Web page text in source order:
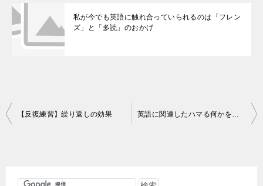
私が今でも英語に触れ合っていられるのは「フレン
ズ」と「多読」のおかげ
投
【反復練習】繰り返しの効果